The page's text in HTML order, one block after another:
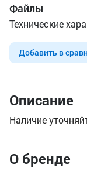
Файлы
Технические
Добавить в
Описание
Наличие
О бренде